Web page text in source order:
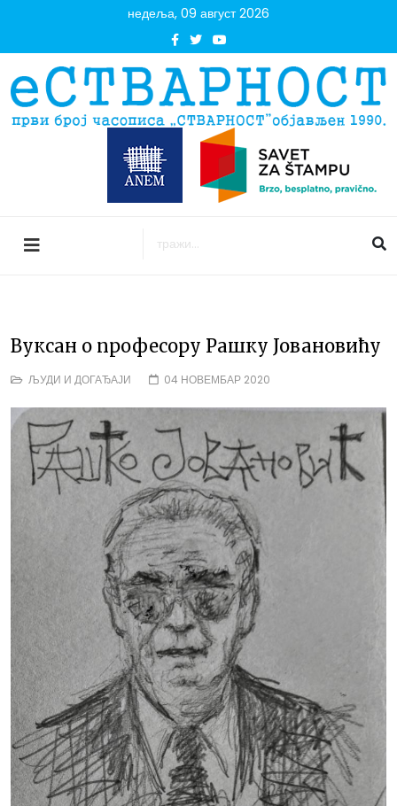
недеља, 09 август 2026
Вуксан о професору Рашку Јовановићу
ЉУДИ И ДОГАЂАЈИ 04 НОВЕМБАР 2020